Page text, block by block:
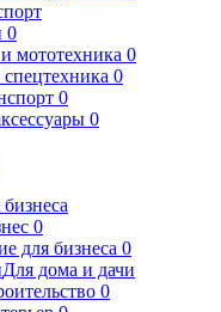
0
мототехника 0
0
0
0
0
для бизнеса 0
Для дома и дачи
0